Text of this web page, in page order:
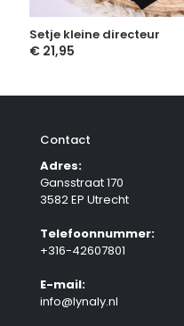
Setje kleine directeur
€ 21,95
Contact
Adres:
Gansstraat 170
3582 EP Utrecht
Telefoonnummer:
+316-42607801
E-mail:
info@lynaly.nl